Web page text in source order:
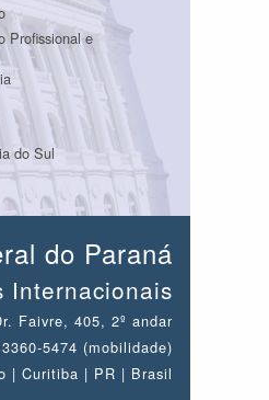
Profissional e
do Sul
do Paraná
Internacionais
Faivre, 405, 2º andar
5474 (mobilidade)
| Curitiba | PR | Brasil